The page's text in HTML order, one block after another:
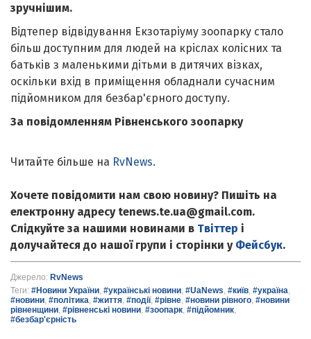
зручнішим.
Відтепер відвідування Екзотаріуму зоопарку стало
більш доступним для людей на кріслах колісних та
батьків з маленькими дітьми в дитячих візках,
оскільки вхід в приміщення обладнали сучасним
підйомником для безбар'єрного доступу.
За повідомленням Рівненського зоопарку
Читайте більше на RvNews.
Хочете повідомити нам свою новину? Пишіть на
електронну адресу tenews.te.ua@gmail.com.
Слідкуйте за нашими новинами в Твіттер і
долучайтеся до нашої групи і сторінки у Фейсбук.
Джерело: RvNews
Теги: #Новини України, #українські новини, #UaNews, #київ, #україна,
#новини, #політика, #життя, #події, #рівне, #новини рівного, #новини
рівненщини, #рівненські новини, #зоопарк, #підйомник,
#безбар'єрність